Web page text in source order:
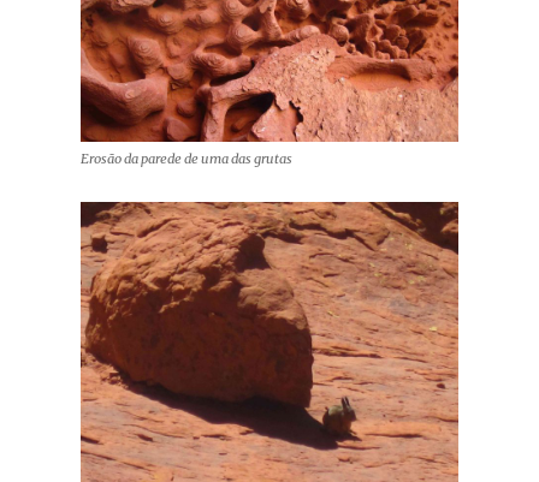
Erosão da parede de uma das grutas